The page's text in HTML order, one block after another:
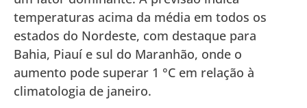
temperaturas acima da média em todos os
estados do Nordeste, com destaque para
Bahia, Piauí e sul do Maranhão, onde o
aumento pode superar 1 °C em relação à
climatologia de janeiro.